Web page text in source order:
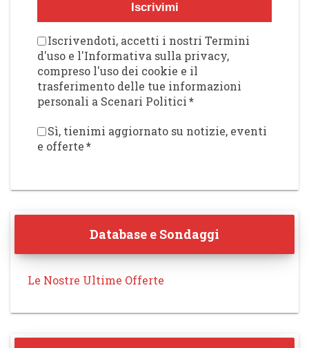
Iscrivimi
Iscrivendoti, accetti i nostri Termini
d'uso e l'Informativa sulla privacy,
compreso l'uso dei cookie e il
trasferimento delle tue informazioni
personali a Scenari Politici*
Sì, tienimi aggiornato su notizie, eventi
e offerte*
Database e Sondaggi
Le Nostre Ultime Offerte